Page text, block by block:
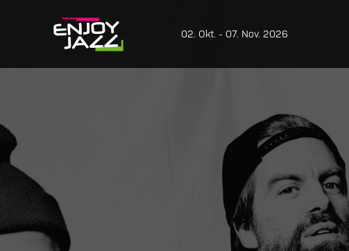
02. Okt. - 07. Nov. 2026